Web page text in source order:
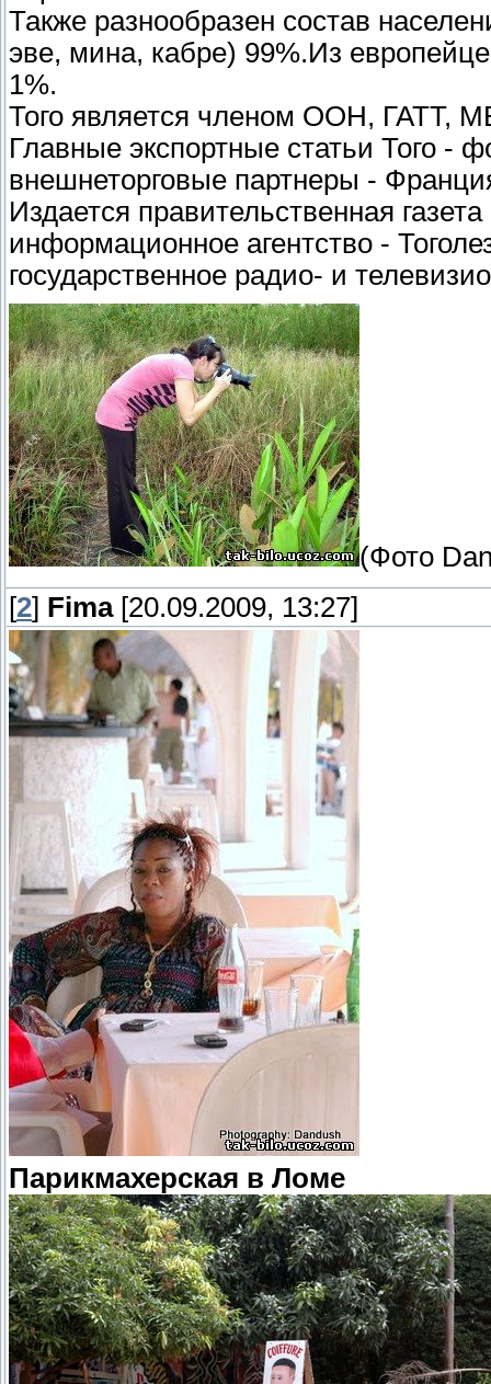
Также разнообразен состав
эве, мина, кабре) 99%.Из
1%.
Того является членом ООН, ГАТТ,
Главные экспортные статьи Того -
внешнеторговые партнеры -
Издается правительственная
информационное агентство -
государственное радио- и
(Фото
[2] Fima[20.09.2009, 13:27]
Парикмахерская в Ломе